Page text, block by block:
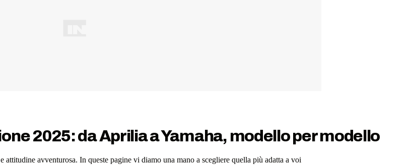
2025: da Aprilia a Yamaha, modello per modello
avventurosa. In queste pagine vi diamo una mano a scegliere quella più adatta a voi